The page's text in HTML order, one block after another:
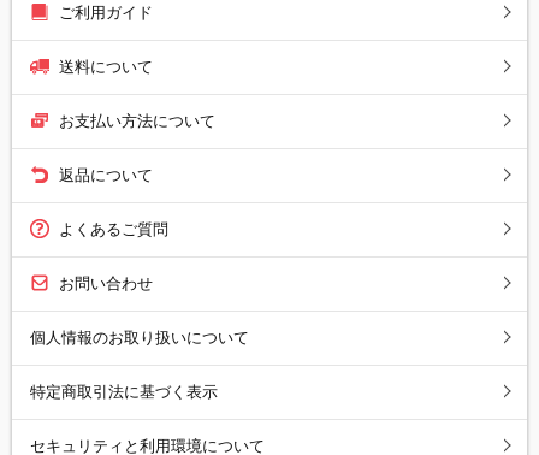
ご利用ガイド
送料について
お支払い方法について
返品について
よくあるご質問
お問い合わせ
個人情報のお取り扱いについて
特定商取引法に基づく表示
セキュリティと利用環境について